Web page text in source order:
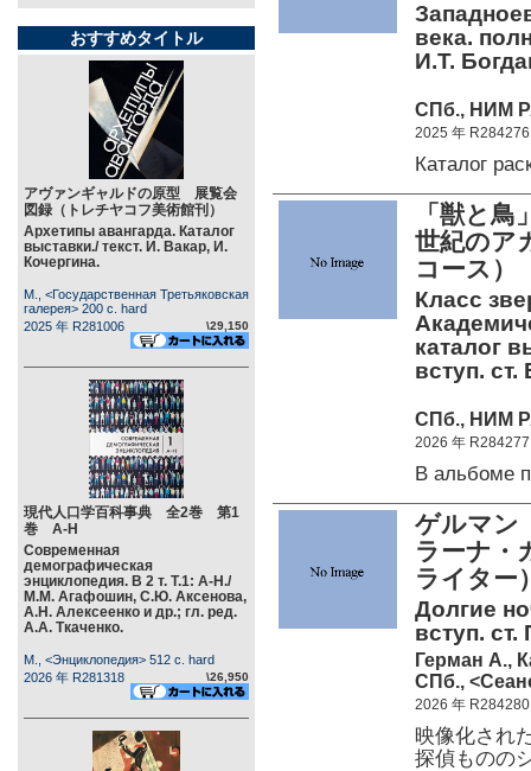
おすすめタイトル
アヴァンギャルドの原型 展覧会
図録（トレチヤコフ美術館刊）
Архетипы авангарда. Каталог
выставки./ текст. И. Вакар, И.
Кочергина.
М., <Государственная Третьяковская
галерея> 200 c. hard
2025 年 R281006
\29,150
現代人口学百科事典 全2巻 第1
巻 А-Н
Современная
демографическая
энциклопедия. В 2 т. Т.1: А-Н./
М.М. Агафошин, С.Ю. Аксенова,
А.Н. Алексеенко и др.; гл. ред.
А.А. Ткаченко.
М., <Энциклопедия> 512 c. hard
2026 年 R281318
\26,950
века.
И.Т.
СПб., НИМ
2025 年 R284276
Каталог
「獣と
世紀のア
コース
Класс
каталог
вступ. ст.
СПб., НИМ
2026 年 R284277
В альбоме
ゲルマン
ラーナ・
ライター
Долгие
вступ.
Герман А.,
СПб.,
2026 年 R284280
映像化され
探偵ものの